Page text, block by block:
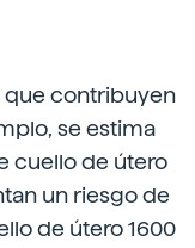
que contribuyen
se estima
cuello de útero
un riesgo de
de útero 1600